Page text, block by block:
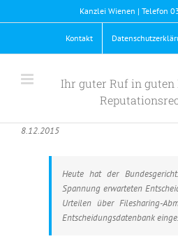
to
Kanzlei Wienen | Telefon
Kontakt
Ihr guter Ruf in guten
8.12.2015
Heute hat der
Spannung erwarteten
Urteilen über Filesharing-
Entscheidungsdatenbank